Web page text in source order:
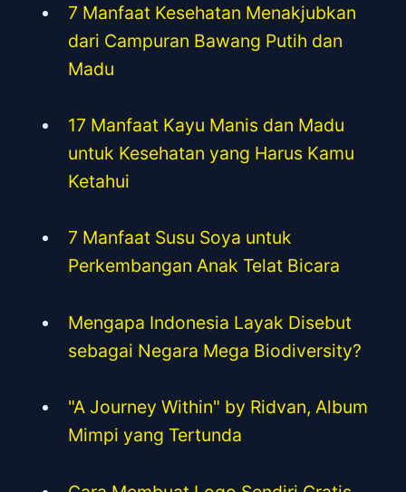
7 Manfaat Kesehatan Menakjubkan
dari Campuran Bawang Putih dan
Madu
17 Manfaat Kayu Manis dan Madu
untuk Kesehatan yang Harus Kamu
Ketahui
7 Manfaat Susu Soya untuk
Perkembangan Anak Telat Bicara
Mengapa Indonesia Layak Disebut
sebagai Negara Mega Biodiversity?
"A Journey Within" by Ridvan, Album
Mimpi yang Tertunda